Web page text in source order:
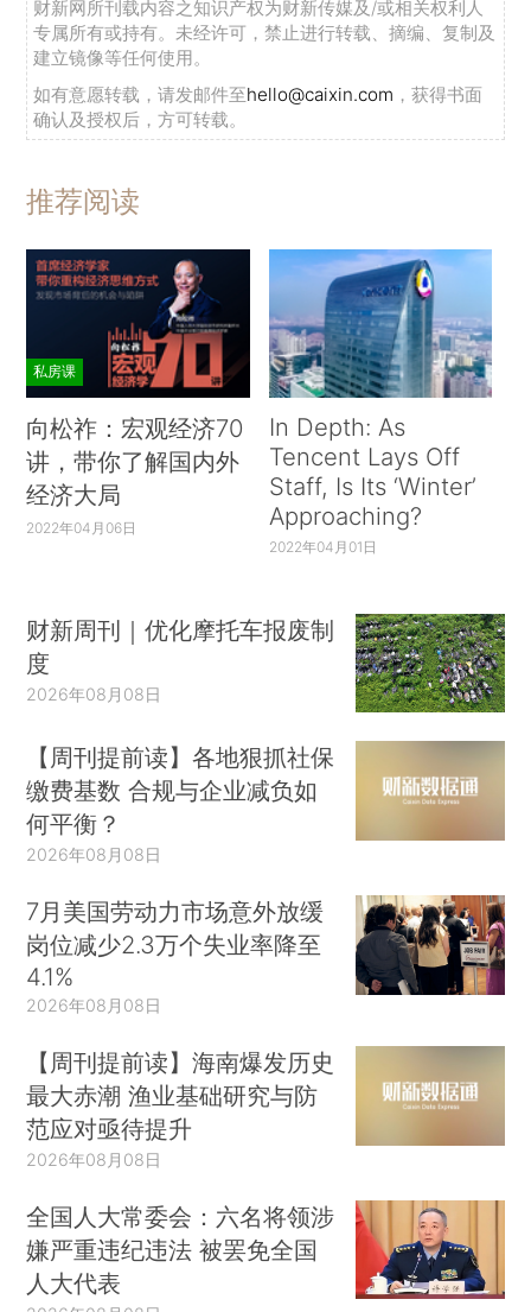
财新网所刊载内容之知识产权为财新传媒及/或相关权利人
专属所有或持有。未经许可，禁止进行转载、摘编、复制及
建立镜像等任何使用。
如有意愿转载，请发邮件至hello@caixin.com ，获得书面
确认及授权后，方可转载。
推荐阅读
私房课
向松祚：宏观经济70
讲，带你了解国内外
经济大局
2022年04月06日
In Depth: As
Tencent Lays Off
Staff, Is Its ‘Winter’
Approaching?
2022年04月01日
财新周刊｜优化摩托车报废制
度
2026年08月08日
【周刊提前读】各地狠抓社保
缴费基数 合规与企业减负如
何平衡？
2026年08月08日
7月美国劳动力市场意外放缓
岗位减少2.3万个失业率降至
4.1%
2026年08月08日
【周刊提前读】海南爆发历史
最大赤潮 渔业基础研究与防
范应对亟待提升
2026年08月08日
全国人大常委会：六名将领涉
嫌严重违纪违法 被罢免全国
人大代表